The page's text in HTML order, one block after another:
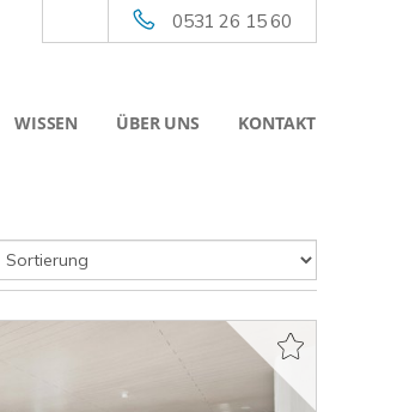
0531 26 15 60
WISSEN ÜBER UNS KONTAKT